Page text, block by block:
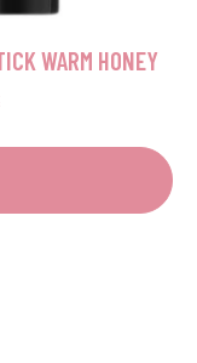
WARM HONEY